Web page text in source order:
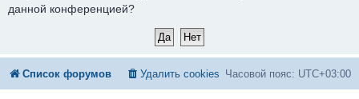
данной конференцией?
Список форумов Часовой пояс: UTC+03:00
Удалить cookies